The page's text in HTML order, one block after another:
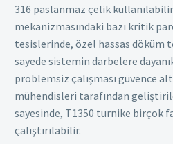
316 paslanmaz çelik
mekanizmasındaki bazı kritik
tesislerinde, özel hassas döküm
sayede sistemin darbelere
problemsiz çalışması güvence
mühendisleri tarafından
sayesinde, T1350 turnike birçok
çalıştırılabilir.